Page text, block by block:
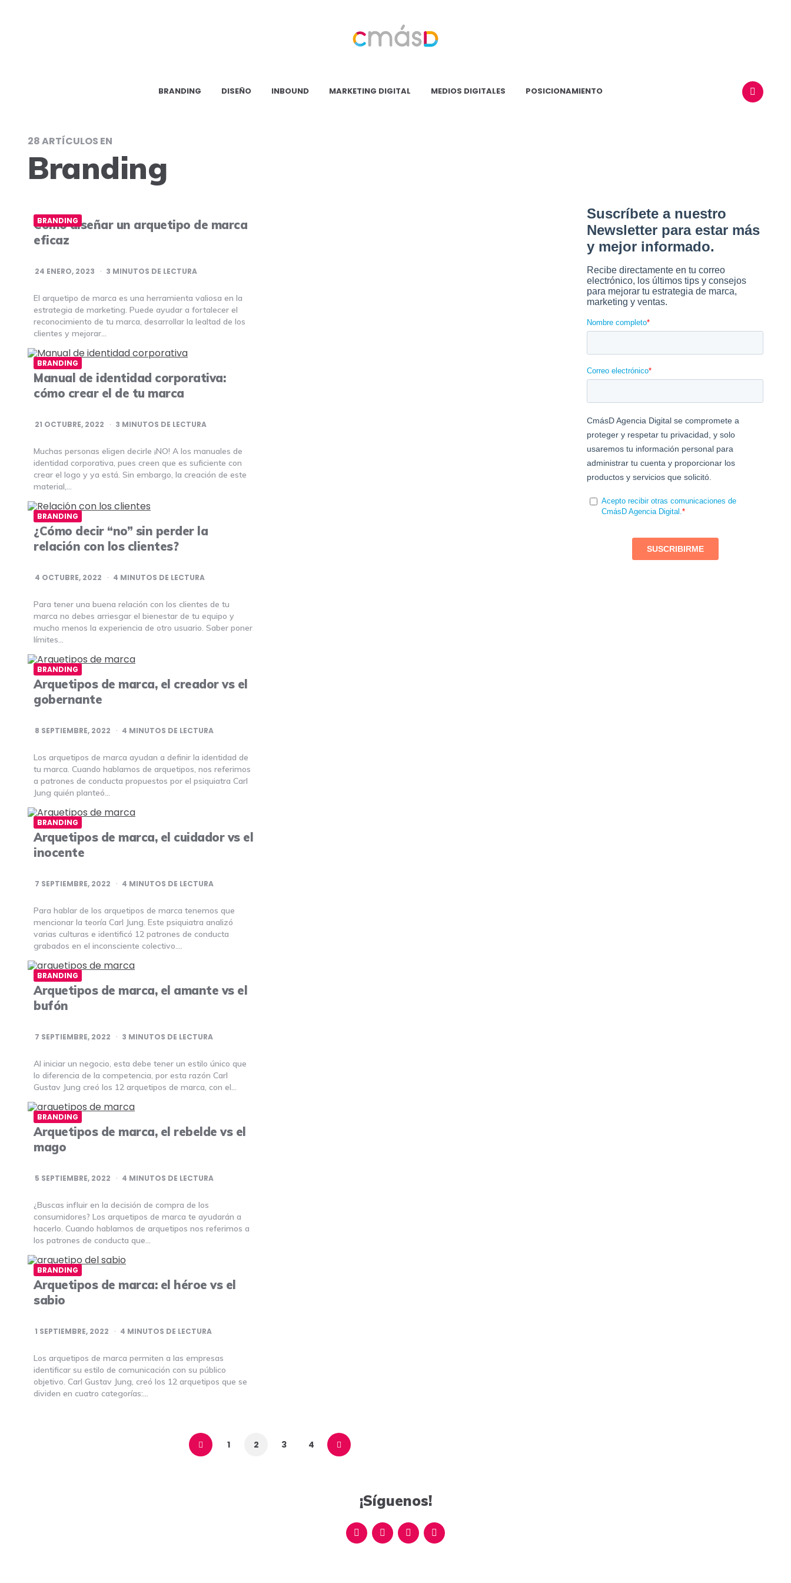
CmásD
BRANDING DISEÑO INBOUND MARKETING DIGITAL MEDIOS DIGITALES
POSICIONAMIENTO
28 ARTÍCULOS EN
Branding
BRANDING
Cómo diseñar un arquetipo de marca
eficaz
24 ENERO, 2023 3 MINUTOS DE LECTURA
El arquetipo de marca es una herramienta valiosa en la
estrategia de marketing. Puede ayudar a fortalecer el
reconocimiento de tu marca, desarrollar la lealtad de los
clientes y mejorar…
BRANDING
Manual de identidad corporativa:
cómo crear el de tu marca
21 OCTUBRE, 2022 3 MINUTOS DE LECTURA
Muchas personas eligen decirle ¡NO! A los manuales de
identidad corporativa, pues creen que es suficiente con
crear el logo y ya está. Sin embargo, la creación de este
material,…
BRANDING
¿Cómo decir “no” sin perder la
relación con los clientes?
4 OCTUBRE, 2022 4 MINUTOS DE LECTURA
Para tener una buena relación con los clientes de tu
marca no debes arriesgar el bienestar de tu equipo y
mucho menos la experiencia de otro usuario. Saber poner
límites…
BRANDING
Arquetipos de marca, el creador vs el
gobernante
8 SEPTIEMBRE, 2022 4 MINUTOS DE LECTURA
Los arquetipos de marca ayudan a definir la identidad de
tu marca. Cuando hablamos de arquetipos, nos referimos
a patrones de conducta propuestos por el psiquiatra Carl
Jung quién planteó…
BRANDING
Arquetipos de marca, el cuidador vs el
inocente
7 SEPTIEMBRE, 2022 4 MINUTOS DE LECTURA
Para hablar de los arquetipos de marca tenemos que
mencionar la teoría Carl Jung. Este psiquiatra analizó
varias culturas e identificó 12 patrones de conducta
grabados en el inconsciente colectivo….
BRANDING
Arquetipos de marca, el amante vs el
bufón
7 SEPTIEMBRE, 2022 3 MINUTOS DE LECTURA
Al iniciar un negocio, esta debe tener un estilo único que
lo diferencia de la competencia, por esta razón Carl
Gustav Jung creó los 12 arquetipos de marca, con el…
BRANDING
Arquetipos de marca, el rebelde vs el
mago
5 SEPTIEMBRE, 2022 4 MINUTOS DE LECTURA
¿Buscas influir en la decisión de compra de los
consumidores? Los arquetipos de marca te ayudarán a
hacerlo. Cuando hablamos de arquetipos nos referimos a
los patrones de conducta que…
BRANDING
Arquetipos de marca: el héroe vs el
sabio
1 SEPTIEMBRE, 2022 4 MINUTOS DE LECTURA
Los arquetipos de marca permiten a las empresas
identificar su estilo de comunicación con su público
objetivo. Carl Gustav Jung, creó los 12 arquetipos que se
dividen en cuatro categorías:…
1 2 3 4
¡Síguenos!